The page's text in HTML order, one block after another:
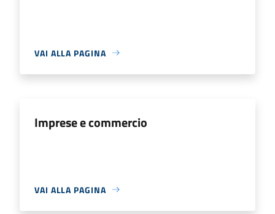
VAI ALLA PAGINA
Imprese e commercio
VAI ALLA PAGINA